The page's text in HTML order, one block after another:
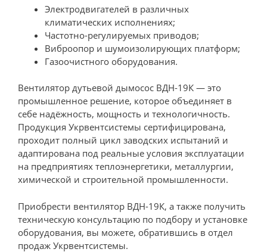
Электродвигателей в различных
климатических исполнениях;
Частотно-регулируемых приводов;
Виброопор и шумоизолирующих платформ;
Газоочистного оборудования.
Вентилятор дутьевой дымосос ВДН-19К — это
промышленное решение, которое объединяет в
себе надёжность, мощность и технологичность.
Продукция Укрвентсистемы сертифицирована,
проходит полный цикл заводских испытаний и
адаптирована под реальные условия эксплуатации
на предприятиях теплоэнергетики, металлургии,
химической и строительной промышленности.
Приобрести вентилятор ВДН-19К, а также получить
техническую консультацию по подбору и установке
оборудования, вы можете, обратившись в отдел
продаж Укрвентсистемы.